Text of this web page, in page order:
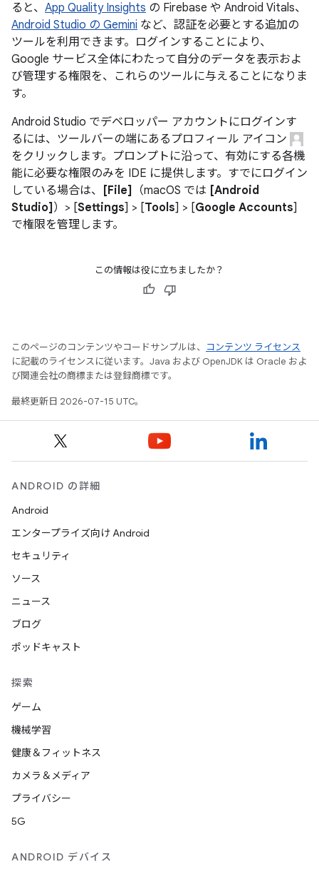
ると、 App Quality Insights の Firebase や Android Vitals、
Android Studio の Gemini など、認証を必要とする追加の
ツールを利用できます。ログインすることにより、
Google サービス全体にわたって自分のデータを表示およ
び管理する権限を、これらのツールに与えることになりま
す。
Android Studio でデベロッパー アカウントにログインす
るには、ツールバーの端にあるプロフィール アイコン
をクリックします。プロンプトに沿って、有効にする各機
能に必要な権限のみを IDE に提供します。すでにログイン
している場合は、
[File] （macOS では [Android
Studio] ）> [Settings] > [Tools] > [Google Accounts]
で権限を管理します。
この情報は役に立ちましたか？
このページのコンテンツやコードサンプルは、
コンテンツ ライセンス
に記載のライセンスに従います。Java および OpenJDK は Oracle およ
び関連会社の商標または登録商標です。
最終更新日 2026-07-15 UTC。
ANDROID の詳細
Android
エンタープライズ向け Android
セキュリティ
ソース
ニュース
ブログ
ポッドキャスト
探索
ゲーム
機械学習
健康＆フィットネス
カメラ＆メディア
プライバシー
5G
ANDROID デバイス